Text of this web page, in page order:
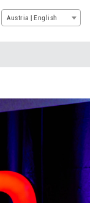
Austria | English